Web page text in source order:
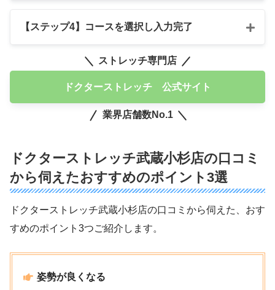
【ステップ4】コースを選択し入力完了
ストレッチ専門店
ドクターストレッチ 公式サイト
業界店舗数No.1
ドクターストレッチ武蔵小杉店の口コミ
から伺えたおすすめのポイント3選
ドクターストレッチ武蔵小杉店の口コミから伺えた、おす
すめのポイント3つご紹介します。
姿勢が良くなる